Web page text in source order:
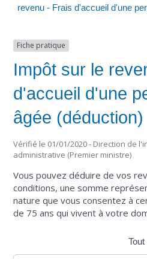
revenu - Frais d'accueil d'une
Fiche pratique
Impôt sur le
d'accueil d'une
âgée (déduction)
Vérifié le 01/01/2020 - Direction de
administrative (Premier ministre)
Vous pouvez déduire de vos
conditions, une somme
nature que vous consentez à
de 75 ans qui vivent à votre